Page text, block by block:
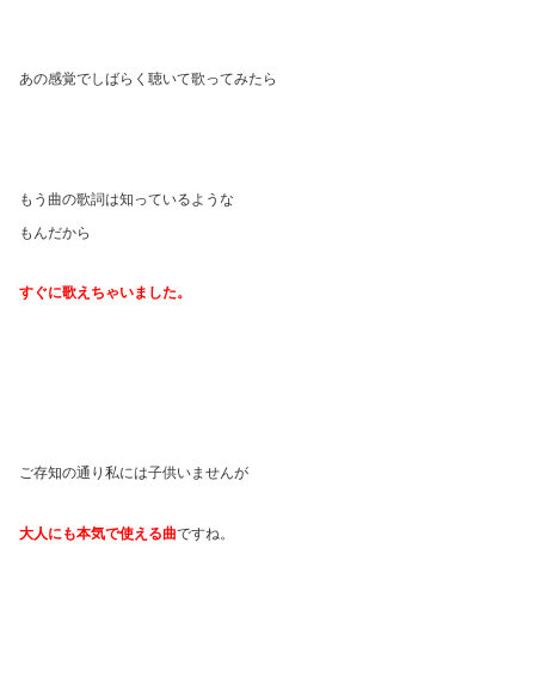
あの感覚でしばらく聴いて歌ってみたら
もう曲の歌詞は知っているような
もんだから
すぐに歌えちゃいました。
ご存知の通り私には子供いませんが
大人にも本気で使える曲ですね。